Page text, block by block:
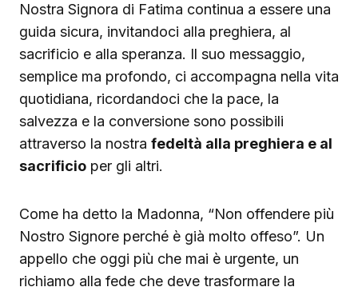
Nostra Signora di Fatima continua a essere una
guida sicura, invitandoci alla preghiera, al
sacrificio e alla speranza. Il suo messaggio,
semplice ma profondo, ci accompagna nella vita
quotidiana, ricordandoci che la pace, la
salvezza e la conversione sono possibili
attraverso la nostra fedeltà alla preghiera e al
sacrificio per gli altri.
Come ha detto la Madonna, “Non offendere più
Nostro Signore perché è già molto offeso”. Un
appello che oggi più che mai è urgente, un
richiamo alla fede che deve trasformare la